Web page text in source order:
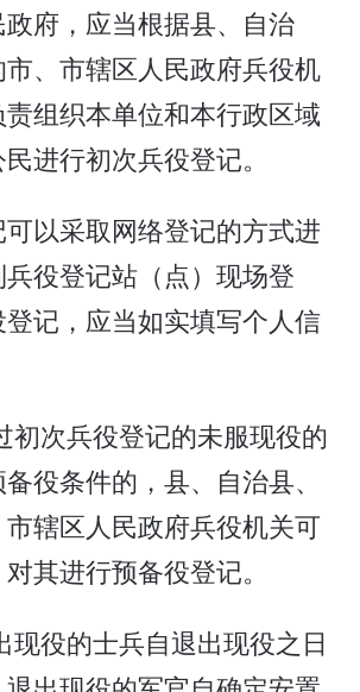
府，应当根据县、自治
、市辖区人民政府兵役机
组织本单位和本行政区域
进行初次兵役登记。
以采取网络登记的方式进
役登记站（点）现场登
记，应当如实填写个人信
初次兵役登记的未服现役的
役条件的，县、自治县、
辖区人民政府兵役机关可
其进行预备役登记。
现役的士兵自退出现役之日